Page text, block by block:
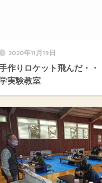
2020年11月19日
作りロケット飛んだ・
実験教室